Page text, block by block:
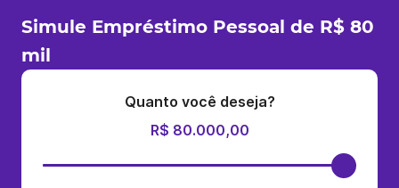
Simule Empréstimo Pessoal de R$ 80
mil
Quanto você deseja?
R$ 80.000,00